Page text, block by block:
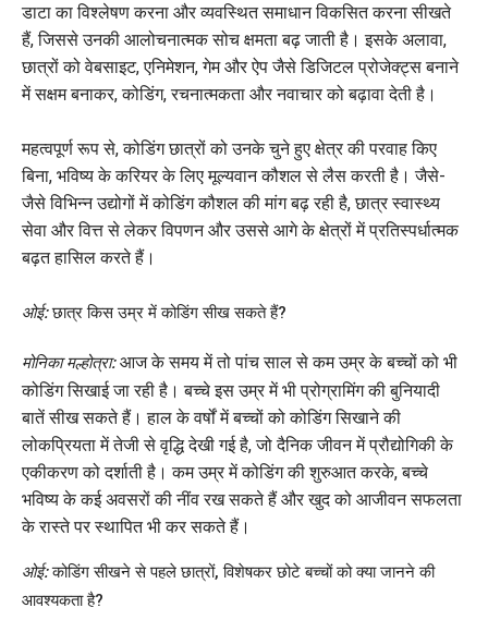
डाटा का विश्लेषण करना और व्यवस्थित समाधान विकसित करना सीखते
हैं, जिससे उनकी आलोचनात्मक सोच क्षमता बढ़ जाती है। इसके अलावा,
छात्रों को वेबसाइट, एनिमेशन, गेम और ऐप जैसे डिजिटल प्रोजेक्ट्स बनाने
में सक्षम बनाकर, कोडिंग, रचनात्मकता और नवाचार को बढ़ावा देती है।
महत्वपूर्ण रूप से, कोडिंग छात्रों को उनके चुने हुए क्षेत्र की परवाह किए
बिना, भविष्य के करियर के लिए मूल्यवान कौशल से लैस करती है। जैसे-
जैसे विभिन्न उद्योगों में कोडिंग कौशल की मांग बढ़ रही है, छात्र स्वास्थ्य
सेवा और वित्त से लेकर विपणन और उससे आगे के क्षेत्रों में प्रतिस्पर्धात्मक
बढ़त हासिल करते हैं।
ओई:छात्र किस उम्र में कोडिंग सीख सकते हैं?
मोनिका मल्होत्रा: आज के समय में तो पांच साल से कम उम्र के बच्चों को भी
कोडिंग सिखाई जा रही है। बच्चे इस उम्र में भी प्रोग्रामिंग की बुनियादी
बातें सीख सकते हैं। हाल के वर्षों में बच्चों को कोडिंग सिखाने की
लोकप्रियता में तेजी से वृद्धि देखी गई है, जो दैनिक जीवन में प्रौद्योगिकी के
एकीकरण को दर्शाती है। कम उम्र में कोडिंग की शुरुआत करके, बच्चे
भविष्य के कई अवसरों की नींव रख सकते हैं और खुद को आजीवन सफलता
के रास्ते पर स्थापित भी कर सकते हैं।
ओई:कोडिंग सीखने से पहले छात्रों, विशेषकर छोटे बच्चों को क्या जानने की
आवश्यकता है?